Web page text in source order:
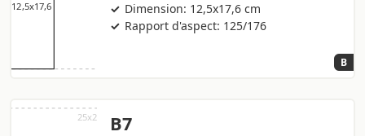
Dimension: 12,5x17,6 cm
Rapport d'aspect: 125/176
B
B7